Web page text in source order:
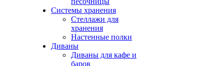
Системы хранения
Стеллажи для
хранения
Настенные полки
Диваны
Диваны для кафе и
баров